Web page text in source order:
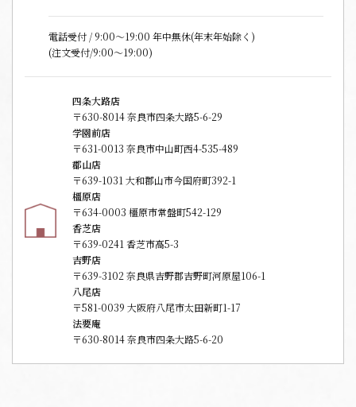
電話受付 / 9:00〜19:00 年中無休(年末年始除く)
(注文受付/9:00～19:00)
四条大路店
〒630-8014 奈良市四条大路5-6-29
学園前店
〒631-0013 奈良市中山町西4-535-489
郡山店
〒639-1031 大和郡山市今国府町392-1
橿原店
〒634-0003 橿原市常盤町542-129
香芝店
〒639-0241 香芝市高5-3
吉野店
〒639-3102 奈良県吉野郡吉野町河原屋106-1
八尾店
〒581-0039 大阪府八尾市太田新町1-17
法要庵
〒630-8014 奈良市四条大路5-6-20